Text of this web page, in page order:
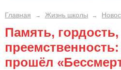
Главная → Жизнь школы →
Память, гордость,
прошёл